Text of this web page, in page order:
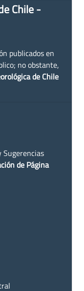
Chile -
publicados en
no obstante,
de Chile
Sugerencias
de Página